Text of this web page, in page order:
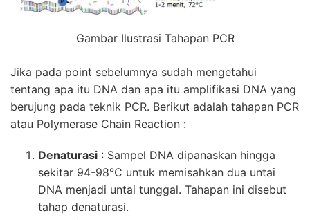
Gambar Ilustrasi Tahapan PCR
Jika pada point sebelumnya sudah mengetahui
tentang apa itu DNA dan apa itu amplifikasi DNA yang
berujung pada teknik PCR. Berikut adalah tahapan PCR
atau Polymerase Chain Reaction :
Denaturasi : Sampel DNA dipanaskan hingga
sekitar 94-98°C untuk memisahkan dua untai
DNA menjadi untai tunggal. Tahapan ini disebut
tahap denaturasi.